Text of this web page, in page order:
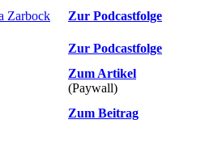
Zarbock Zur Podcastfolge
Zur Podcastfolge
Zum Artikel
(Paywall)
Zum Beitrag